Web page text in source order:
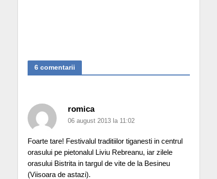
6 comentarii
romica
06 august 2013 la 11:02
Foarte tare! Festivalul traditiilor tiganesti in centrul
orasului pe pietonalul Liviu Rebreanu, iar zilele
orasului Bistrita in targul de vite de la Besineu
(Viisoara de astazi).